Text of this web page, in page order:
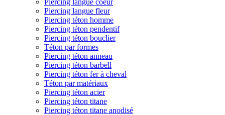
Piercing langue coeur
Piercing langue fleur
Piercing téton homme
Piercing téton pendentif
Piercing téton bouclier
Téton par formes
Piercing téton anneau
Piercing téton barbell
Piercing téton fer à cheval
Téton par matériaux
Piercing téton acier
Piercing téton titane
Piercing téton titane anodisé